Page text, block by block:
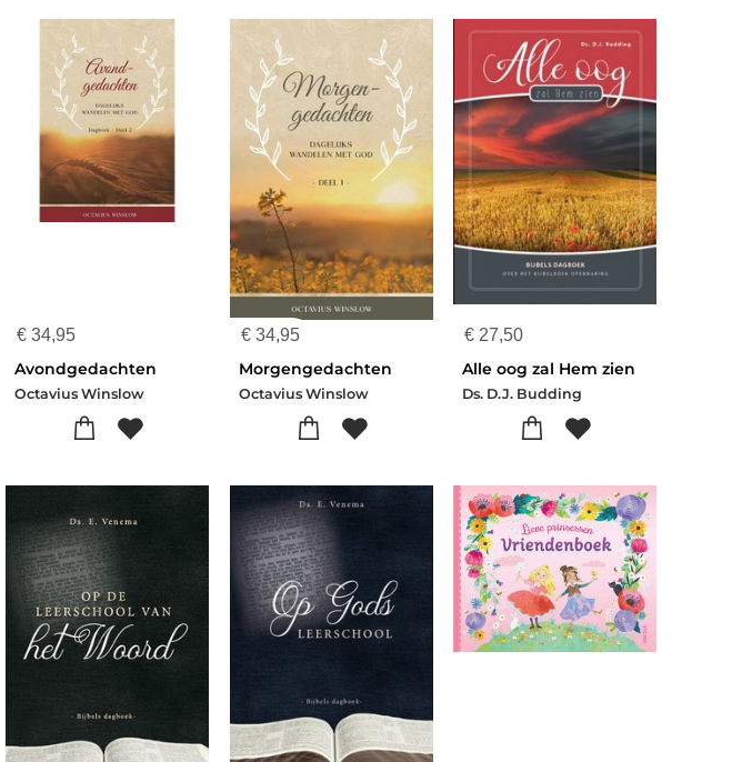
€ 34,95
Avondgedachten
Octavius Winslow
€34,95
Morgengedachten
Octavius Winslow
€ 27,50
Alle oog zal Hem zien
Ds. D.J. Budding